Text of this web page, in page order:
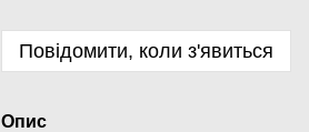
Повідомити, коли з'явиться
Опис